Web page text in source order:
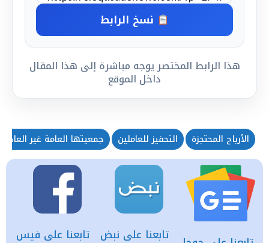
نسخ الرابط
هذا الرابط المختصر يوجه مباشرة إلى هذا المقال
داخل الموقع
الأرباح المحتجزة التحفيز للعاملين جمعيتها العامة غير العادية
تابعنا على فيس تابعنا على نبض